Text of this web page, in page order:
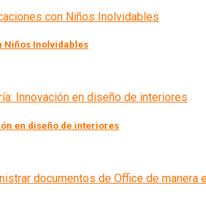
Niños Inolvidables
en diseño de interiores